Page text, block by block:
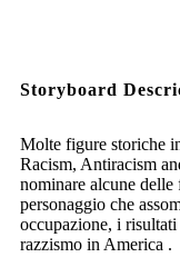
Storyboard
Molte figure storiche
Racism, Antiracism
nominare alcune
personaggio che
occupazione, i
razzismo in America .